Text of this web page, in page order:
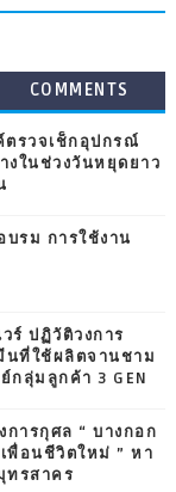
COMMENTS
ตรวจเช็กอุปกรณ์
งในช่วงวันหยุดยาว
บรม การใช้งาน
ร์ ปฏิวัติวงการ
นที่ใช้ผลิตจานชาม
ลุ่มลูกค้า 3 GEN
ารกุศล “ บางกอก
พื่อนชีวิตใหม่ ” หา
ทรสาคร